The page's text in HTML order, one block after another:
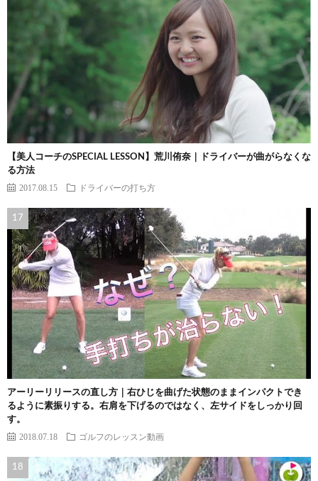
【美人コーチのSPECIAL LESSON】荒川侑奈｜ドライバーが曲がらなくな
る方法
2017.08.15 ドライバーの打ち方
アーリーリリースの直し方｜右ひじを曲げた状態のままインパクトでき
るように素振りする。右肩を下げるのではなく、左サイドをしっかり回
す。
2018.07.18 ゴルフのレッスン動画